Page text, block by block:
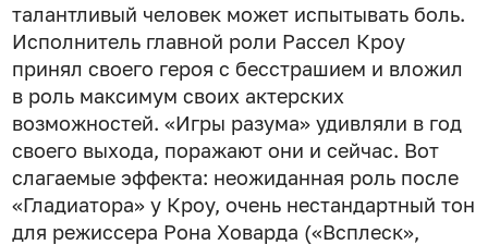
талантливый человек может испытывать боль.
Исполнитель главной роли Рассел Кроу
принял своего героя с бесстрашием и вложил
в роль максимум своих актерских
возможностей. «Игры разума» удивляли в год
своего выхода, поражают они и сейчас. Вот
слагаемые эффекта: неожиданная роль после
«Гладиатора» у Кроу, очень нестандартный тон
для режиссера Рона Ховарда («Всплеск»,